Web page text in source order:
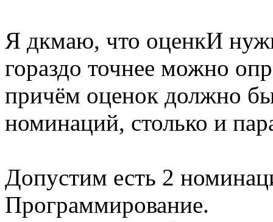
Я дкмаю, что оценкИ
гораздо точнее можно
причём оценок должно
номинаций, столько и
Допустим есть 2
Программирование.